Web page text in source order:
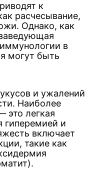
к
расчесывание,
Однако, как
в
могут быть
и ужалений
Наиболее
это легкая
гиперемией и
включает
такие как